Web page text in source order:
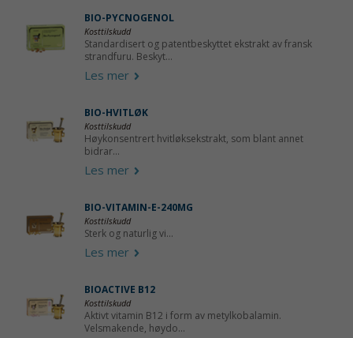
BIO-PYCNOGENOL
Kosttilskudd
Standardisert og patentbeskyttet ekstrakt av fransk
strandfuru. Beskyt...
Les mer
BIO-HVITLØK
Kosttilskudd
Høykonsentrert hvitløksekstrakt, som blant annet
bidrar...
Les mer
BIO-VITAMIN-E-240MG
Kosttilskudd
Sterk og naturlig vi...
Les mer
BIOACTIVE B12
Kosttilskudd
Aktivt vitamin B12 i form av metylkobalamin.
Velsmakende, høydo...